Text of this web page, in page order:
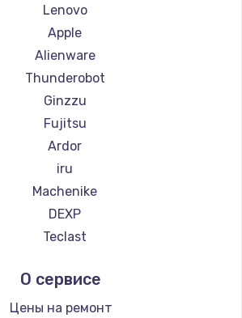
1045 руб.
Заказать
Ремонт видеокарты
1800 руб.
Заказать
Lenovo
Apple
Alienware
Thunderobot
Ginzzu
Fujitsu
Ardor
iru
Machenike
DEXP
Teclast
Beelink
CHUWI
О сервисе
Цены на ремонт